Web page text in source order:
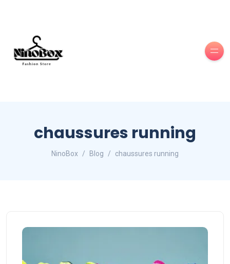
chaussures running
NinoBox Blog chaussures running